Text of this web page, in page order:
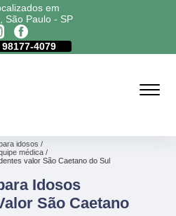
em
São Paulo - SP
4079
idosos
médica
valor São Caetano do Sul
Idosos
São Caetano